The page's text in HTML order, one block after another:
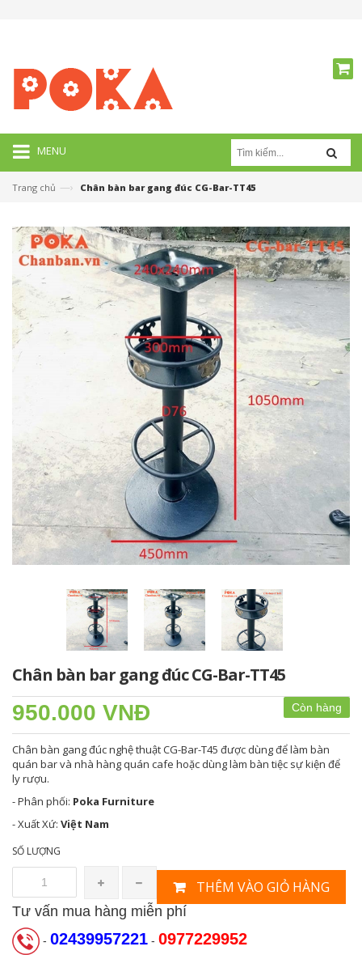
MENU
Trang chủ —› Chân bàn bar gang đúc CG-Bar-TT45
Chân bàn bar gang đúc CG-Bar-TT45
Còn hàng
950.000 VNĐ
Chân bàn gang đúc nghệ thuật CG-Bar-T45 được dùng để làm bàn
quán bar và nhà hàng quán cafe hoặc dùng làm bàn tiệc sự kiện để
ly rượu.
- Phân phối: Poka Furniture
- Xuất Xứ: Việt Nam
SỐ LƯỢNG
THÊM VÀO GIỎ HÀNG
Tư vấn mua hàng miễn phí
- 02439957221 - 0977229952